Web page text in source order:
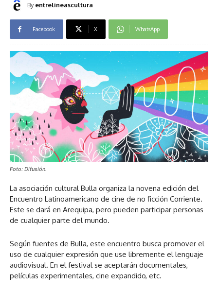
By entrelineascultura
Facebook X WhatsApp
Foto: Difusión.
La asociación cultural Bulla organiza la novena edición del
Encuentro Latinoamericano de cine de no ficción Corriente.
Este se dará en Arequipa, pero pueden participar personas
de cualquier parte del mundo.
Según fuentes de Bulla, este encuentro busca promover el
uso de cualquier expresión que use libremente el lenguaje
audiovisual. En el festival se aceptarán documentales,
películas experimentales, cine expandido, etc.